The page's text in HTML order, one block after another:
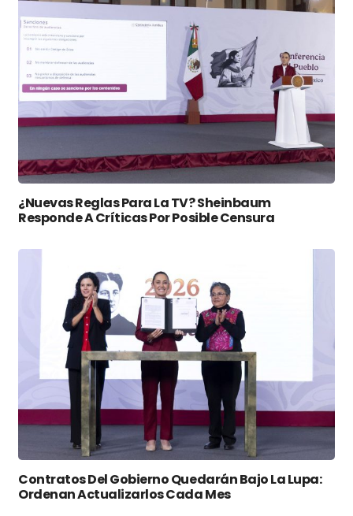
¿Nuevas Reglas Para La TV? Sheinbaum
Responde A Críticas Por Posible Censura
Contratos Del Gobierno Quedarán Bajo La Lupa:
Ordenan Actualizarlos Cada Mes